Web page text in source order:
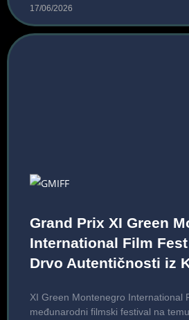
17/06/2026
Grand Prix XI Green
International Film
Drvo Autentičnosti iz
XI Green Montenegro International
međunarodni filmski festival na